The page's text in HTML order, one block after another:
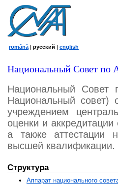
română | русский | english
Национальный Совет по
Национальный Совет
Национальный совет)
учреждением
оценки и
а также аттестации
высшей квалификации.
Структура
Аппарат национального